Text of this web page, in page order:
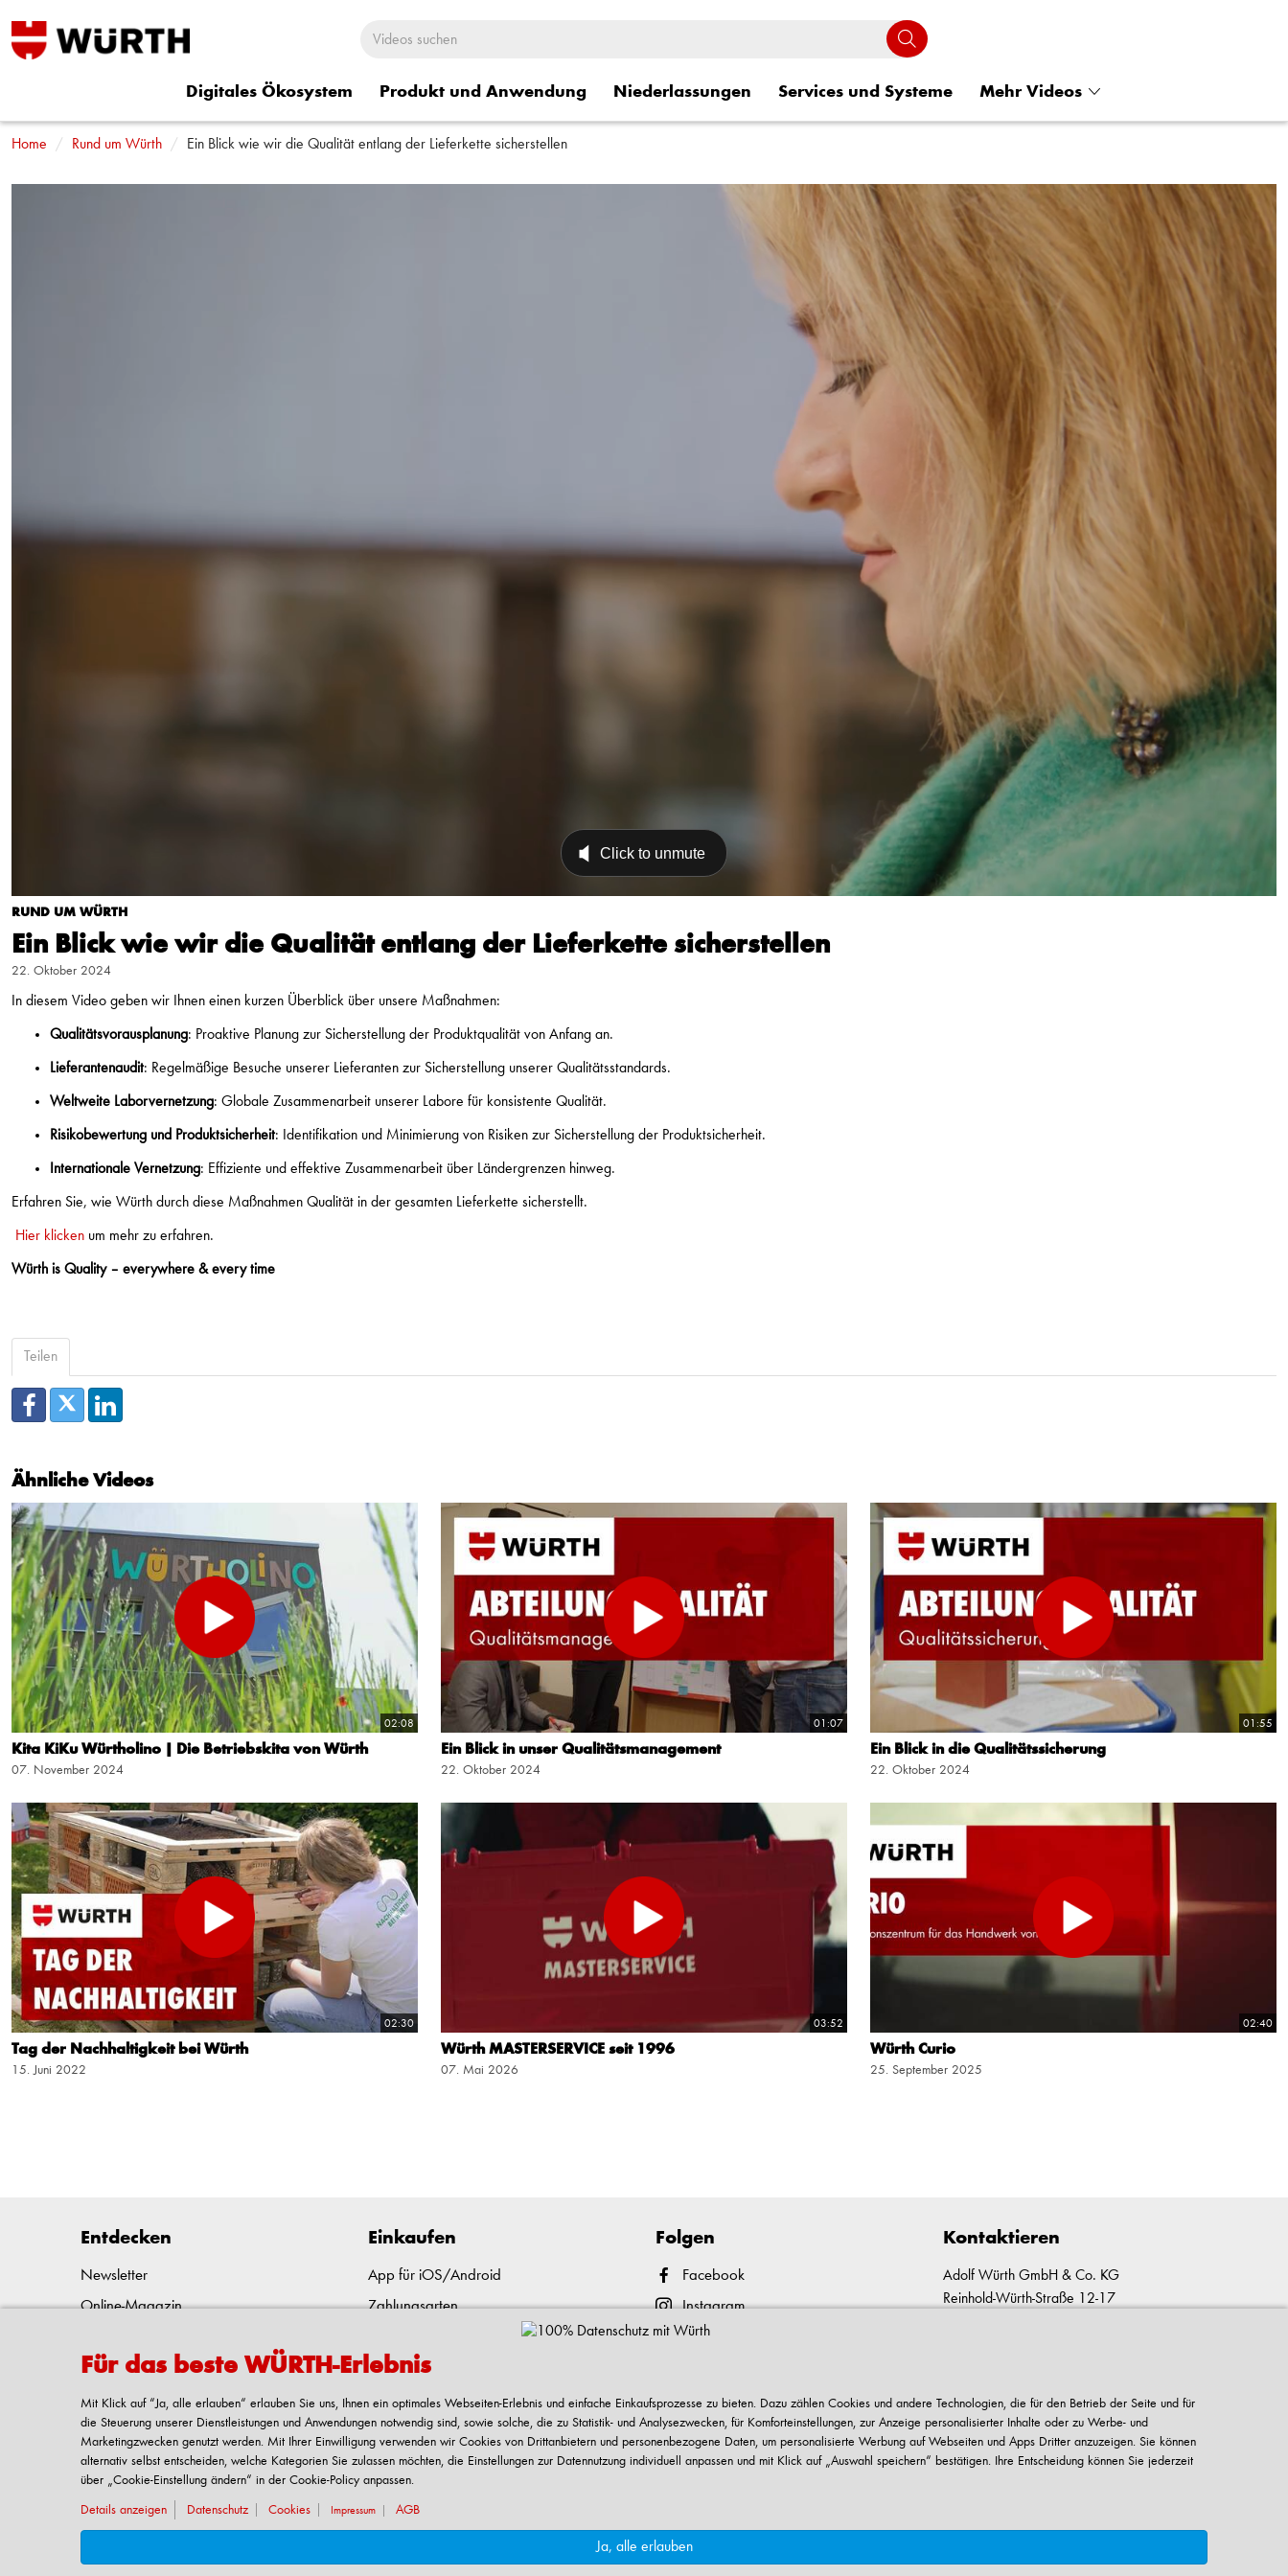
Digitales Ökosystem Produkt und Anwendung Niederlassungen Services und Systeme Mehr Videos
Rund um Würth Würth Shorts Würth Sitzbezüge Logistische Dienstleistung
Home Rund um Würth Ein Blick wie wir die Qualität entlang der Lieferkette sicherstellen
RUND UM WÜRTH
Ein Blick wie wir die Qualität entlang der Lieferkette sicherstellen
22. Oktober 2024
In diesem Video geben wir Ihnen einen kurzen Überblick über unsere Maßnahmen:
Qualitätsvorausplanung: Proaktive Planung zur Sicherstellung der Produktqualität von Anfang an.
Lieferantenaudit: Regelmäßige Besuche unserer Lieferanten zur Sicherstellung unserer Qualitätsstandards.
Weltweite Laborvernetzung: Globale Zusammenarbeit unserer Labore für konsistente Qualität.
Risikobewertung und Produktsicherheit: Identifikation und Minimierung von Risiken zur Sicherstellung der Produktsicherheit.
Internationale Vernetzung: Effiziente und effektive Zusammenarbeit über Ländergrenzen hinweg.
Erfahren Sie, wie Würth durch diese Maßnahmen Qualität in der gesamten Lieferkette sicherstellt.
Hier klicken um mehr zu erfahren.
Würth is Quality – everywhere & every time
Teilen
Ähnliche Videos
02:08
Kita KiKu Würtholino | Die Betriebskita von Würth
07. November 2024
01:07
Ein Blick in unser Qualitätsmanagement
22. Oktober 2024
01:55
Ein Blick in die Qualitätssicherung
22. Oktober 2024
02:30
Tag der Nachhaltigkeit bei Würth
15. Juni 2022
03:52
Würth MASTERSERVICE seit 1996
07. Mai 2026
02:40
Würth Curio
25. September 2025
Entdecken
Newsletter
Online-Magazin
Presseportal
Kulturelles und soziales Engagement
Reinhold Würth
Einkaufen
App für iOS/Android
Zahlungsarten
E-Procurement
Rückgabe und Reklamation
FAQ/Hilfe-Center
Folgen
Facebook
Instagram
YouTube
LinkedIn
Xing
Kontaktieren
Adolf Würth GmbH & Co. KG
Reinhold-Würth-Straße 12-17
+49 7940 15-2400
info@wuerth.com
Verkauf nur an Unternehmer, Gewerbetreibende, Freiberufler und öffentliche Institutionen, nicht jedoch an Verbraucher im Sinne des § 13 BGB. Alle Preise in Euro zzgl. gesetzl. MwSt. Angebote freibleibend
Für das beste WÜRTH-Erlebnis
Mit Klick auf “Ja, alle erlauben“ erlauben Sie uns, Ihnen ein optimales Webseiten-Erlebnis und einfache Einkaufsprozesse zu bieten. Dazu zählen Cookies und andere Technologien, die für den Betrieb der Seite und für
die Steuerung unserer Dienstleistungen und Anwendungen notwendig sind, sowie solche, die zu Statistik- und Analysezwecken, für Komforteinstellungen, zur Anzeige personalisierter Inhalte oder zu Werbe- und
Marketingzwecken genutzt werden. Mit Ihrer Einwilligung verwenden wir Cookies von Drittanbietern und personenbezogene Daten, um personalisierte Werbung auf Webseiten und Apps Dritter anzuzeigen. Sie können
alternativ selbst entscheiden, welche Kategorien Sie zulassen möchten, die Einstellungen zur Datennutzung individuell anpassen und mit Klick auf „Auswahl speichern“ bestätigen. Ihre Entscheidung können Sie jederzeit
über „Cookie-Einstellung ändern“ in der Cookie-Policy anpassen.
Details anzeigen Datenschutz Cookies Impressum AGB
Ja, alle erlauben